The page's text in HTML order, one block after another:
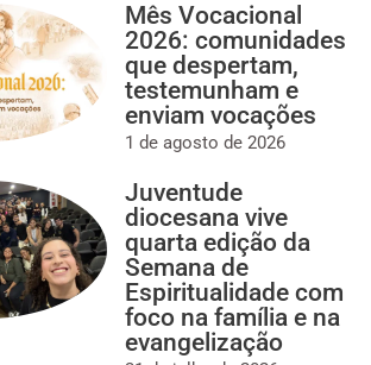
Mês Vocacional
2026: comunidades
que despertam,
testemunham e
enviam vocações
1 de agosto de 2026
Juventude
diocesana vive
quarta edição da
Semana de
Espiritualidade com
foco na família e na
evangelização